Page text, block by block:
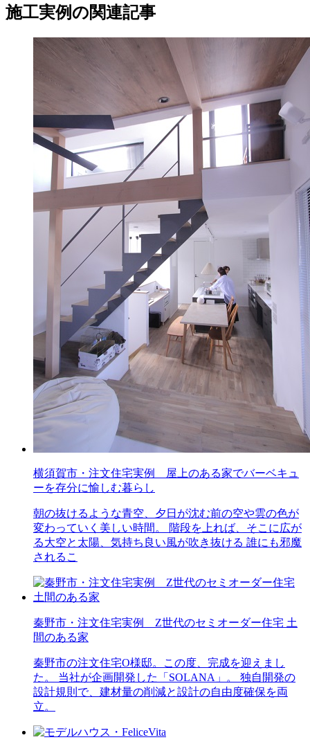
施工実例の関連記事
横須賀市・注文住宅実例 屋上のある家でバーベキュ
ーを存分に愉しむ暮らし
朝の抜けるような青空、夕日が沈む前の空や雲の色が
変わっていく美しい時間。 階段を上れば、そこに広が
る大空と太陽、気持ち良い風が吹き抜ける 誰にも邪魔
されるこ
秦野市・注文住宅実例 Z世代のセミオーダー住宅 土
間のある家
秦野市の注文住宅O様邸。この度、完成を迎えまし
た。 当社が企画開発した「SOLANA」。 独自開発の
設計規則で、建材量の削減と設計の自由度確保を両
立。